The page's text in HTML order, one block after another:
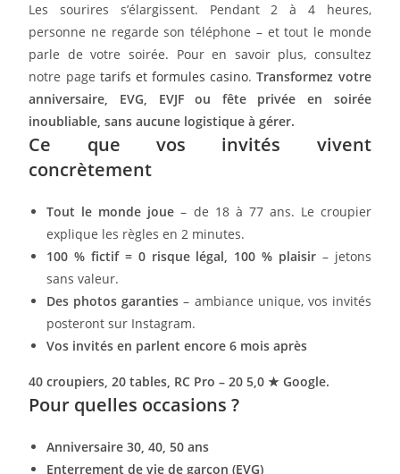
Les sourires s’élargissent. Pendant 2 à 4 heures,
personne ne regarde son téléphone – et tout le monde
parle de votre soirée. Pour en savoir plus, consultez
notre page tarifs et formules casino.Transformez votre
anniversaire, EVG, EVJF ou fête privée en soirée
inoubliable, sans aucune logistique à gérer.
Ce que vos invités vivent
concrètement
Tout le monde joue – de 18 à 77 ans. Le croupier
explique les règles en 2 minutes.
100 % fictif = 0 risque légal, 100 % plaisir– jetons
sans valeur.
Des photos garanties – ambiance unique, vos invités
posteront sur Instagram.
Vos invités en parlent encore 6 mois après
40 croupiers, 20 tables, RC Pro – 20 5,0 ★ Google.
Pour quelles occasions ?
Anniversaire 30, 40, 50 ans
Enterrement de vie de garçon (EVG)